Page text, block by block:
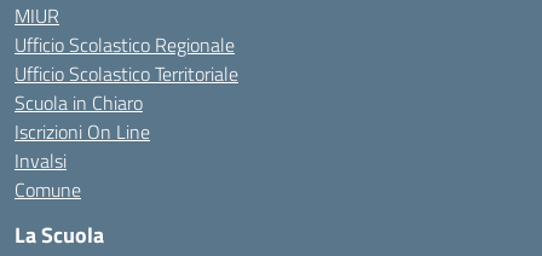
MIUR
Ufficio Scolastico Regionale
Ufficio Scolastico Territoriale
Scuola in Chiaro
Iscrizioni On Line
Invalsi
Comune
La Scuola